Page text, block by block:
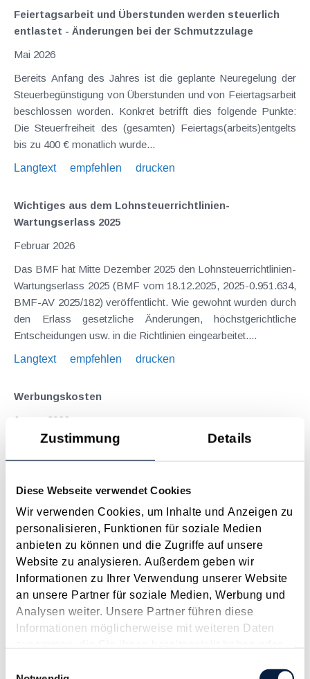
Zustimmung Details
Diese Webseite verwendet Cookies
Wir verwenden Cookies, um Inhalte und Anzeigen zu
personalisieren, Funktionen für soziale Medien
anbieten zu können und die Zugriffe auf unsere
Website zu analysieren. Außerdem geben wir
Informationen zu Ihrer Verwendung unserer Website
an unsere Partner für soziale Medien, Werbung und
Analysen weiter. Unsere Partner führen diese
Informationen möglicherweise mit weiteren Daten
Feiertagsarbeit und Überstunden werden steuerlich
entlastet - Änderungen bei der Schmutzzulage
Mai 2026
Bereits Anfang des Jahres ist die geplante Neuregelung der
Steuerbegünstigung von Überstunden und von Feiertagsarbeit
beschlossen worden. Konkret betrifft dies folgende Punkte:
Die Steuerfreiheit des (gesamten) Feiertags(arbeits)entgelts
bis zu 400 € monatlich wurde...
Langtext
empfehlen drucken
Wichtiges aus dem Lohnsteuerrichtlinien-
Wartungserlass 2025
Februar 2026
Das BMF hat Mitte Dezember 2025 den Lohnsteuerrichtlinien-
Wartungserlass 2025 (BMF vom 18.12.2025, 2025-0.951.634,
BMF-AV 2025/182) veröffentlicht. Wie gewohnt wurden durch
den Erlass gesetzliche Änderungen, höchstgerichtliche
Entscheidungen usw. in die Richtlinien eingearbeitet....
Langtext
empfehlen drucken
Werbungskosten
Januar 2026
Definition, Auflistung und Beschreibung der wichtigsten
Werbungskosten.
Mehr Digitalisierung und weniger Bürokratie
(langfristig)
Januar 2026
Anfang Dezember 2025 wurde in einem Ministerratsvortrag
ein umfassendes Paket zum Abbau bürokratischer Hürden im
Wirtschaftsleben vorgestellt. Es handelt sich dabei um 113
Einzelmaßnahmen unterschiedlichen Umfangs, aufgeteilt auf
10 große Themenblöcke. Ausgewählte...
Langtext